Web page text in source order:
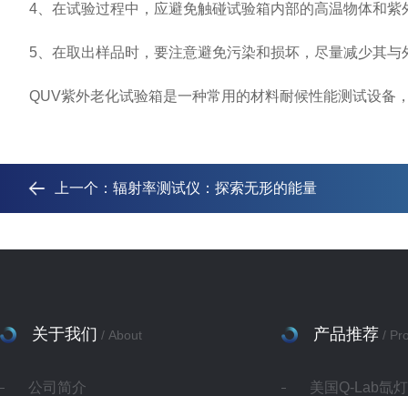
4、在试验过程中，应避免触碰试验箱内部的高温物体和紫
5、在取出样品时，要注意避免污染和损坏，尽量减少其与
QUV紫外老化试验箱是一种常用的材料耐候性能测试设备，
上一个： 辐射率测试仪：探索无形的能量
关于我们 / About
公司简介
产品推荐 /
美国Q-Lab氙